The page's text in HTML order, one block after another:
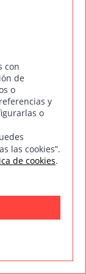
una de las
empezando.
con
de
o
y
o
las cookies”.
de cookies.